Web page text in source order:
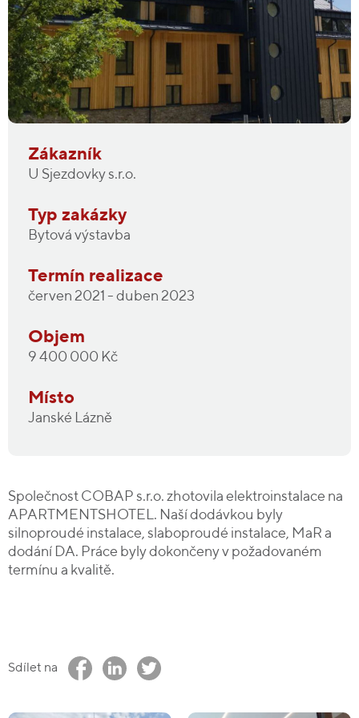
Zákazník
U Sjezdovky s.r.o.
Typ zakázky
Bytová výstavba
Termín realizace
červen 2021 - duben 2023
Objem
9 400 000 Kč
Místo
Janské Lázně
Společnost COBAP s.r.o. zhotovila elektroinstalace na
APARTMENTSHOTEL. Naší dodávkou byly
silnoproudé instalace, slaboproudé instalace, MaR a
dodání DA. Práce byly dokončeny v požadovaném
termínu a kvalitě.
Sdílet na